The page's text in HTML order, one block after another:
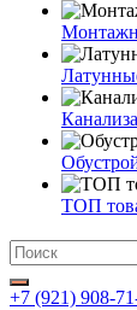
ТОП
+7 (921) 908-